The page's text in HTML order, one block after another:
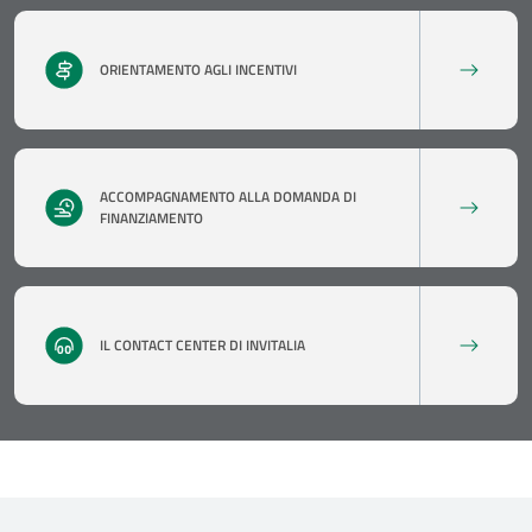
ORIENTAMENTO AGLI INCENTIVI
ACCOMPAGNAMENTO ALLA DOMANDA DI
FINANZIAMENTO
IL CONTACT CENTER DI INVITALIA